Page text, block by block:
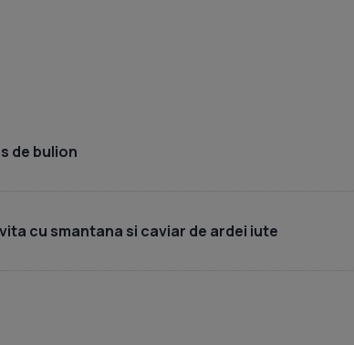
de bulion
cu smantana si caviar de ardei iute